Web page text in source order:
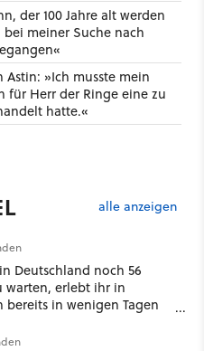
der 100 Jahre alt werden
meiner Suche nach
Astin: »Ich musste mein
für Herr der Ringe eine zu
hatte.«
alle anzeigen
Deutschland noch 56
warten, erlebt ihr in
bereits in wenigen Tagen